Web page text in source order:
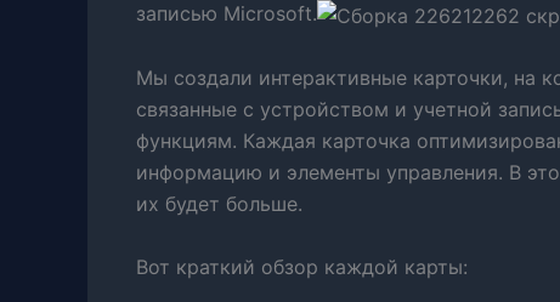
записью Microsoft.
Мы создали интерактивные карточки, на
связанные с устройством и учетной
функциям. Каждая карточка
информацию и элементы управления. В
их будет больше.
Вот краткий обзор каждой карты: